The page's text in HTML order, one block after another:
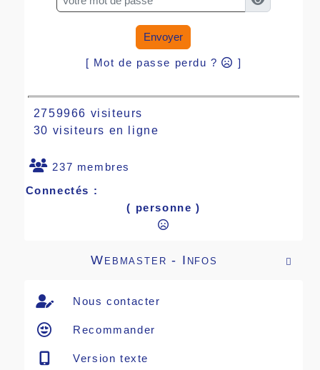
Envoyer
[ Mot de passe perdu ? ]
2759966 visiteurs
30 visiteurs en ligne
237 membres
Connectés :
( personne )

Webmaster - Infos
Nous contacter
Recommander
Version texte